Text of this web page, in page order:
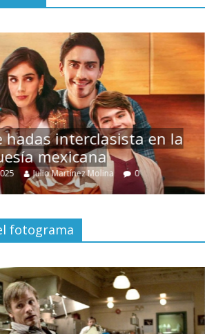
hadas interclasista en la
mexicana
Julio Martínez Molina 0
fotograma